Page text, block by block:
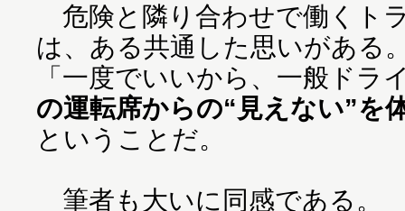
危険と隣り合わせで働くト
は、ある共通した思いがある
「一度でいいから、一般ドラ
の運転席からの“見えない”を
ということだ。
筆者も大いに同感である。